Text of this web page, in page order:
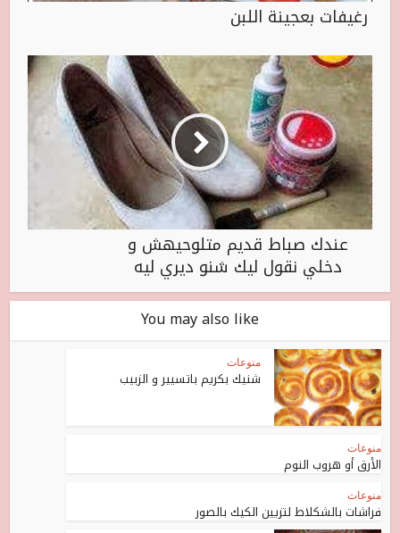
رغيفات بعجينة اللبن
عندك صباط قديم متلوحيهش و
دخلي نقول ليك شنو ديري ليه
You may also like
منوعات
شنيك بكريم باتسيير و الزبيب
منوعات
الأرق أو هروب النوم
منوعات
فراشات بالشكلاط لتزيين الكيك بالصور